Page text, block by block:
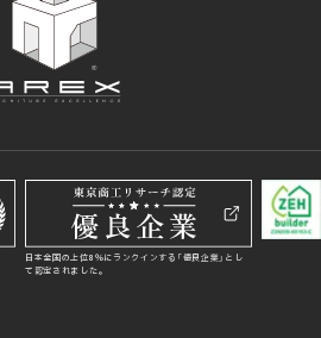
日本全国の上位8％にランクインする「優良企業」とし
て認定されました。